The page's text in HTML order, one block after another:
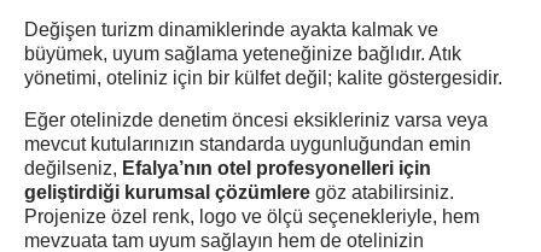
Değişen turizm dinamiklerinde ayakta kalmak ve
büyümek, uyum sağlama yeteneğinize bağlıdır. Atık
yönetimi, oteliniz için bir külfet değil; kalite göstergesidir.
Eğer otelinizde denetim öncesi eksikleriniz varsa veya
mevcut kutularınızın standarda uygunluğundan emin
değilseniz, Efalya’nın otel profesyonelleri için
geliştirdiği kurumsal çözümlere göz atabilirsiniz.
Projenize özel renk, logo ve ölçü seçenekleriyle, hem
mevzuata tam uyum sağlayın hem de otelinizin